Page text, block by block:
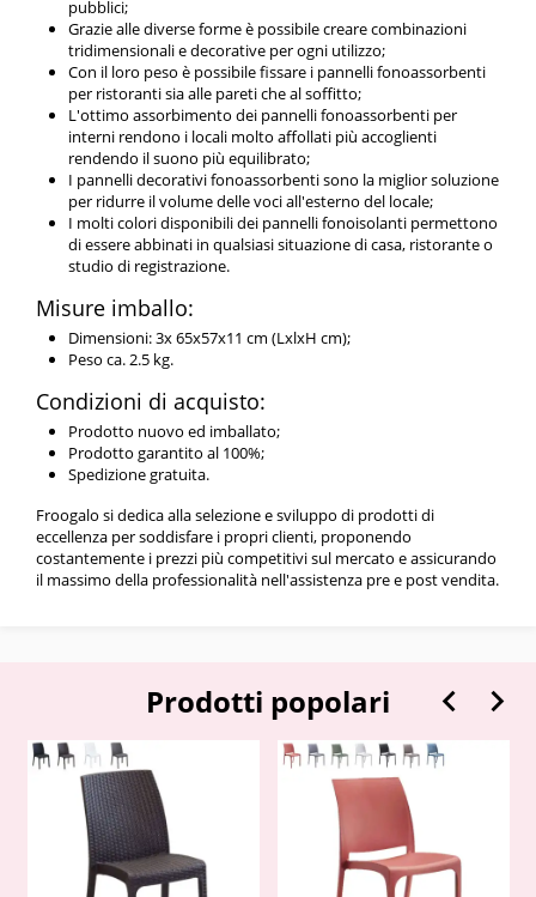
pubblici;
Grazie alle diverse forme è possibile creare combinazioni
tridimensionali e decorative per ogni utilizzo;
Con il loro peso è possibile fissare i pannelli fonoassorbenti
per ristoranti sia alle pareti che al soffitto;
L'ottimo assorbimento dei pannelli fonoassorbenti per
interni rendono i locali molto affollati più accoglienti
rendendo il suono più equilibrato;
I pannelli decorativi fonoassorbenti sono la miglior soluzione
per ridurre il volume delle voci all'esterno del locale;
I molti colori disponibili dei pannelli fonoisolanti permettono
di essere abbinati in qualsiasi situazione di casa, ristorante o
studio di registrazione.
Misure imballo:
Dimensioni: 3x 65x57x11 cm (LxlxH cm);
Peso ca. 2.5 kg.
Condizioni di acquisto:
Prodotto nuovo ed imballato;
Prodotto garantito al 100%;
Spedizione gratuita.
Froogalo si dedica alla selezione e sviluppo di prodotti di
eccellenza per soddisfare i propri clienti, proponendo
costantemente i prezzi più competitivi sul mercato e assicurando
il massimo della professionalità nell'assistenza pre e post vendita.
Prodotti popolari  